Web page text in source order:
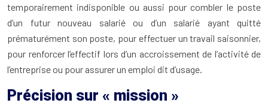
temporairement indisponible ou aussi pour combler le poste
d’un futur nouveau salarié ou d’un salarié ayant quitté
prématurément son poste, pour effectuer un travail saisonnier,
pour renforcer l’effectif lors d’un accroissement de l’activité de
l’entreprise ou pour assurer un emploi dit d’usage.
Précision sur « mission »